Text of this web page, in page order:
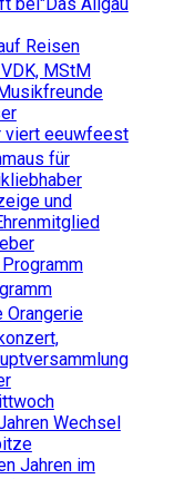
Reisen
MStM
viert eeuwfeest
für
und
Orangerie
Wechsel
Jahren im